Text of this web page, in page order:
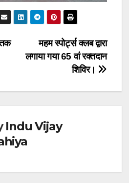
महम स्पोर्ट्स क्लब द्वारा
लगाया गया 65 वां रक्तदान
शिविर।
Indu Vijay